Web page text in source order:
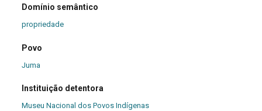
Domínio semântico
propriedade
Povo
Juma
Instituição detentora
Museu Nacional dos Povos Indígenas